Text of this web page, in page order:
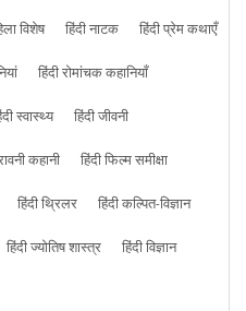
विशेष हिंदी नाटक
हिंदी प्रेम कथाएँ
हिंदी रोमांचक कहानियाँ
स्वास्थ्य
हिंदी जीवनी
कहानी
हिंदी फिल्म समीक्षा
हिंदी थ्रिलर
हिंदी कल्पित-विज्ञान
हिंदी ज्योतिष शास्त्र
हिंदी विज्ञान